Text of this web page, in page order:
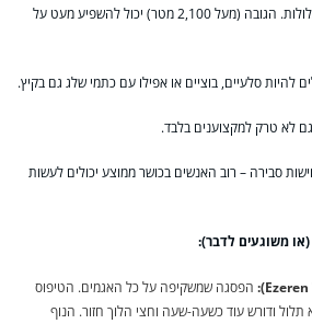
בינוני. יש עליות וירידות, חלקן תלולות. הגובה (מעל 2,100 מטר) יכול להשפיע מעט על
להיות סלעיים, בוציים או אפילו עם כתמי שלג גם בקיץ.
לא טרק למקצוענים בלבד.
סבירה – רוב האנשים בכושר ממוצע יכולים לעשות
משוגעים לדבר):
הפסגה שמשקיפה על כל האגמים. הטיפוס
ודורש עוד כשעה-שעה וחצי הלוך חזור. הנוף